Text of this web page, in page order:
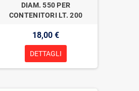
DIAM. 550 PER
CONTENITORI LT. 200
18,00 €
DETTAGLI